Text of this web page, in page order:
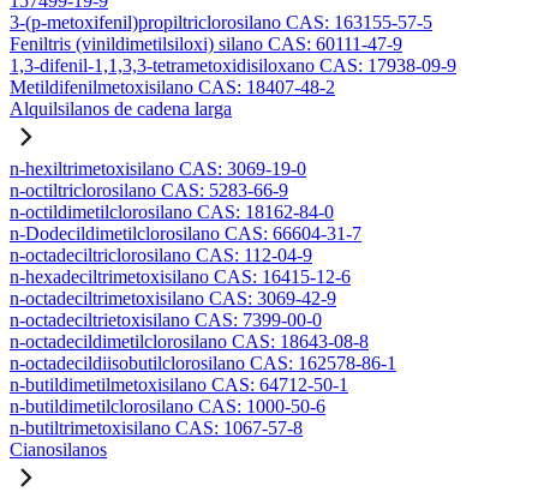
3-(p-metoxifenil)propiltriclorosilano CAS: 163155-57-5
Feniltris (vinildimetilsiloxi) silano CAS: 60111-47-9
1,3-difenil-1,1,3,3-tetrametoxidisiloxano CAS: 17938-09-9
Metildifenilmetoxisilano CAS: 18407-48-2
Alquilsilanos de cadena larga
n-hexiltrimetoxisilano CAS: 3069-19-0
n-octiltriclorosilano CAS: 5283-66-9
n-octildimetilclorosilano CAS: 18162-84-0
n-Dodecildimetilclorosilano CAS: 66604-31-7
n-octadeciltriclorosilano CAS: 112-04-9
n-hexadeciltrimetoxisilano CAS: 16415-12-6
n-octadeciltrimetoxisilano CAS: 3069-42-9
n-octadeciltrietoxisilano CAS: 7399-00-0
n-octadecildimetilclorosilano CAS: 18643-08-8
n-octadecildiisobutilclorosilano CAS: 162578-86-1
n-butildimetilmetoxisilano CAS: 64712-50-1
n-butildimetilclorosilano CAS: 1000-50-6
n-butiltrimetoxisilano CAS: 1067-57-8
Cianosilanos